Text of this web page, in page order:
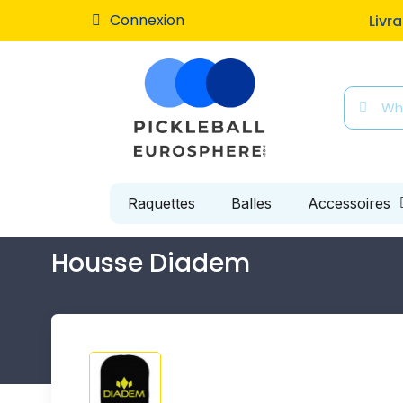
Connexion
Raquettes Balles Accessoires
Housse Diadem